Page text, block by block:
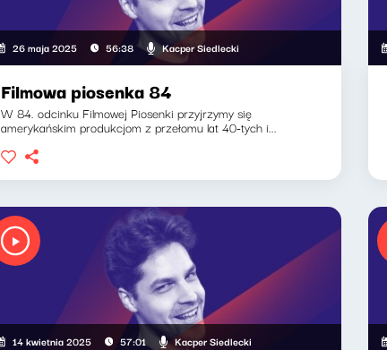
26 maja 2025 56:38 Kacper Siedlecki
Filmowa piosenka 84
W 84. odcinku Filmowej Piosenki przyjrzymy się
amerykańskim produkcjom z przełomu lat 40-tych i...
14 kwietnia 2025 57:01 Kacper Siedlecki